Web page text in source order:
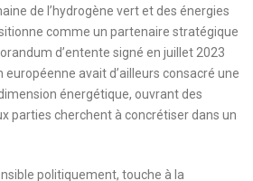
de l’hydrogène vert et des énergies
comme un partenaire stratégique
d’entente signé en juillet 2023
européenne avait d’ailleurs consacré une
énergétique, ouvrant des
parties cherchent à concrétiser dans un
politiquement, touche à la